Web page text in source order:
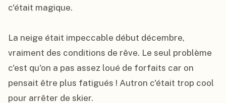
c'était magique.
La neige était impeccable début décembre,
vraiment des conditions de rêve. Le seul problème
c'est qu'on a pas assez loué de forfaits car on
pensait être plus fatigués ! Autron c'était trop cool
pour arrêter de skier.